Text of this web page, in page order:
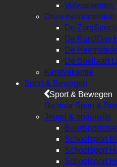
Volwassenen
Onze evenementen
De
De Run2Day
De
De Soellaart
Kerstvakantie
Sport & Bewegen
Sport & Bewegen
Ga naar Sport &
Jeugd & onderwijs
Schoolsport
Schoolsport
Schoolsport